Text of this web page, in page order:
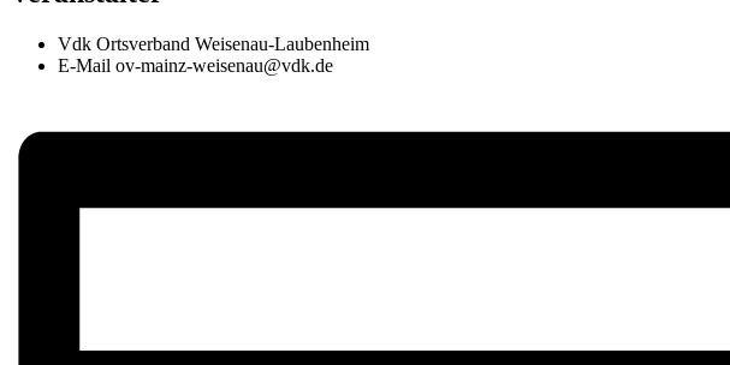
Vdk Ortsverband Weisenau-Laubenheim
E-Mail ov-mainz-weisenau@vdk.de